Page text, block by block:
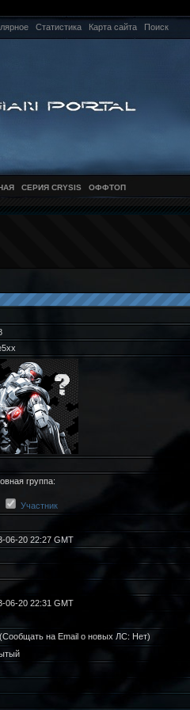
Статистика Карта сайта Поиск
СЕРИЯ CRYSIS ОФФТОП
группа:
Участник
06-20 22:27 GMT
06-20 22:31 GMT
(Сообщать на Email о новых ЛС: Нет)